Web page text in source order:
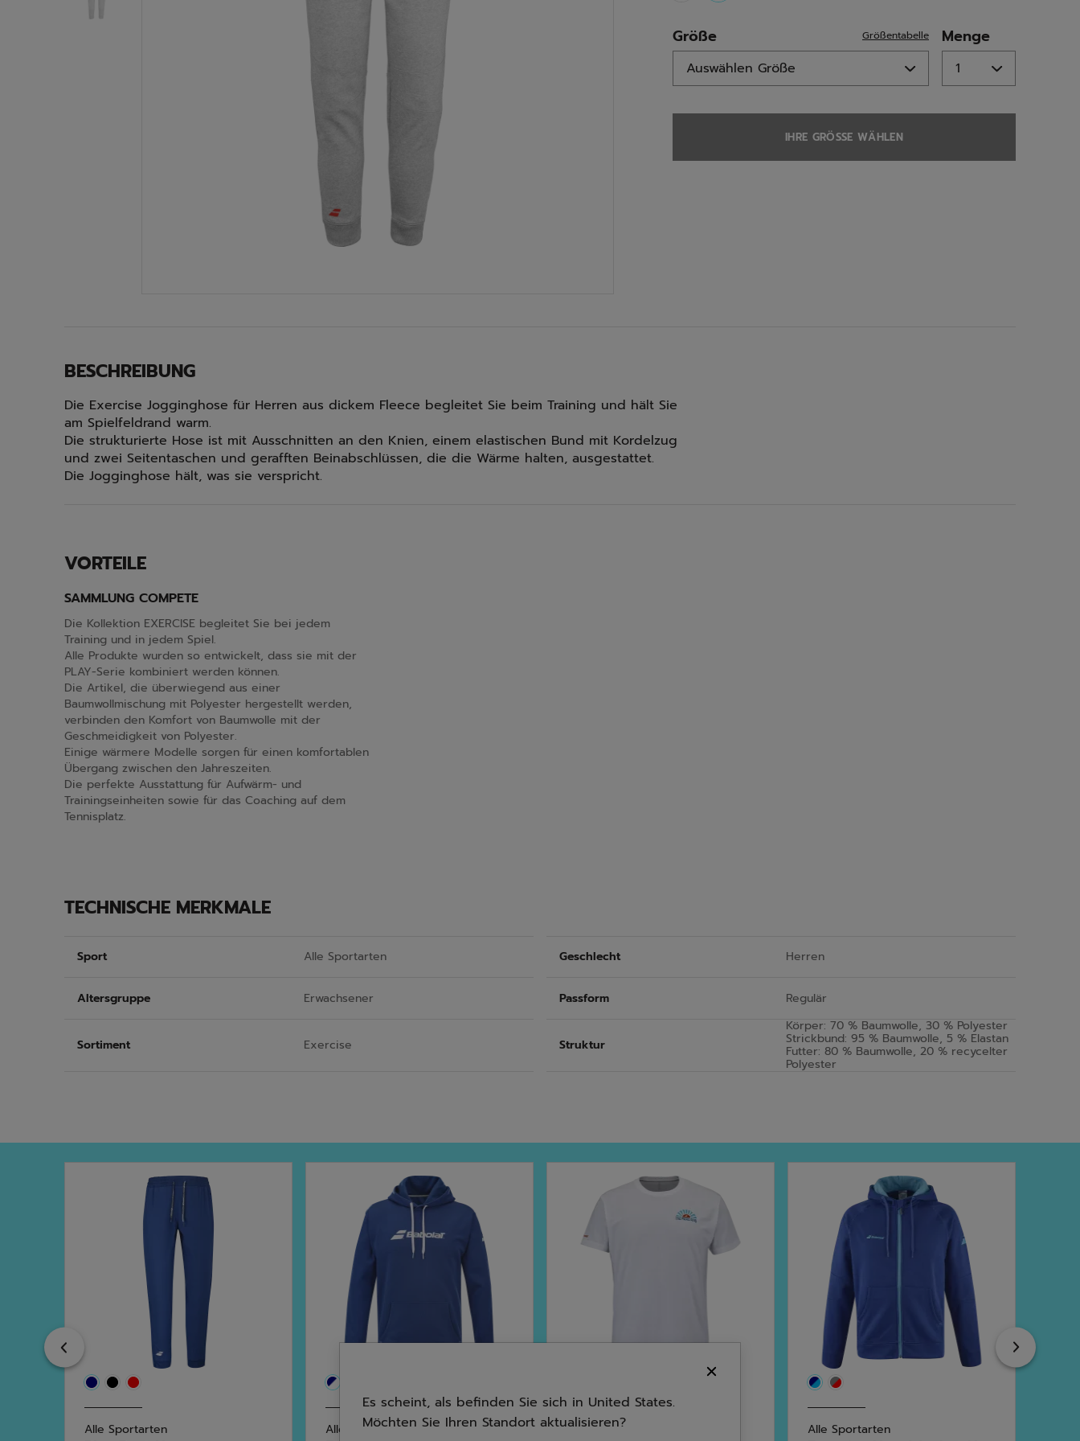
selected
Größe Größentabelle Menge
IHRE GRÖSSE WÄHLEN
BESCHREIBUNG
Die Exercise Jogginghose für Herren aus dickem Fleece begleitet Sie beim Training und hält Sie
am Spielfeldrand warm.
Die strukturierte Hose ist mit Ausschnitten an den Knien, einem elastischen Bund mit Kordelzug
und zwei Seitentaschen und gerafften Beinabschlüssen, die die Wärme halten, ausgestattet.
Die Jogginghose hält, was sie verspricht.
VORTEILE
SAMMLUNG COMPETE
Die Kollektion EXERCISE begleitet Sie bei jedem
Training und in jedem Spiel.
Alle Produkte wurden so entwickelt, dass sie mit der
PLAY-Serie kombiniert werden können.
Die Artikel, die überwiegend aus einer
Baumwollmischung mit Polyester hergestellt werden,
verbinden den Komfort von Baumwolle mit der
Geschmeidigkeit von Polyester.
Einige wärmere Modelle sorgen für einen komfortablen
Übergang zwischen den Jahreszeiten.
Die perfekte Ausstattung für Aufwärm- und
Trainingseinheiten sowie für das Coaching auf dem
Tennisplatz.
TECHNISCHE MERKMALE
Sport Alle Sportarten Geschlecht Herren
Altersgruppe Erwachsener Passform Regulär
Sortiment Exercise Struktur
Körper: 70 % Baumwolle, 30 % Polyester
Strickbund: 95 % Baumwolle, 5 % Elastan
Futter: 80 % Baumwolle, 20 % recycelter
Polyester
Alle Sportarten Alle Sportarten Padel Alle Sportarten
Es scheint, als befinden Sie sich in United States.
Möchten Sie Ihren Standort aktualisieren?